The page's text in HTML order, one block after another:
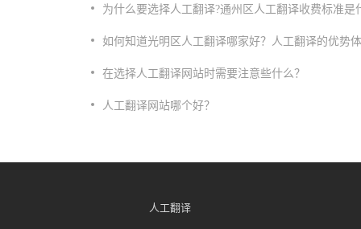
为什么要选择人工翻译?通州区人工翻译收费标准是
如何知道光明区人工翻译哪家好？人工翻译的优势
在选择人工翻译网站时需要注意些什么？
人工翻译网站哪个好？
人工翻译